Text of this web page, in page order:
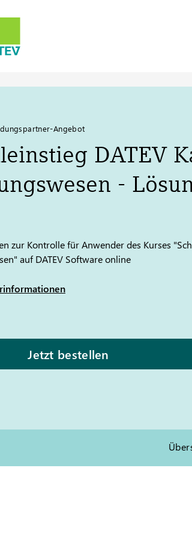
Angebot
DATEV
-
zur Kontrolle für Anwender des Kurses
aufDATEV Software online
Jetzt bestellen